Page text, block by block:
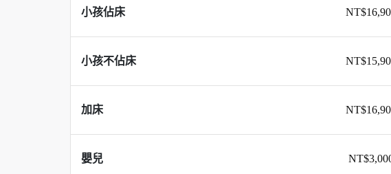
小孩佔床
小孩不佔床
加床
嬰兒